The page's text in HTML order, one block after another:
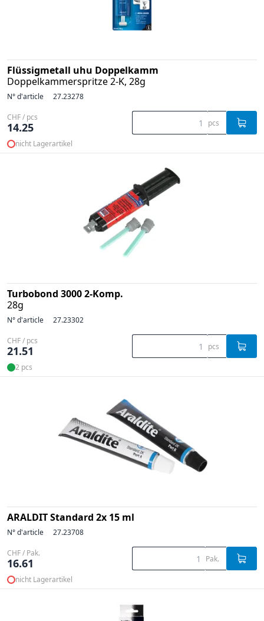
Flüssigmetall uhu Doppelkamm
Doppelkammerspritze 2-K, 28g
N° d'article 27.23278
CHF / pcs
14.25 pcs
nicht Lagerartikel
Turbobond 3000 2-Komp.
28g
N° d'article 27.23302
CHF / pcs
21.51 pcs
2 pcs
ARALDIT Standard 2x 15 ml
N° d'article 27.23708
CHF / Pak.
16.61 Pak.
nicht Lagerartikel